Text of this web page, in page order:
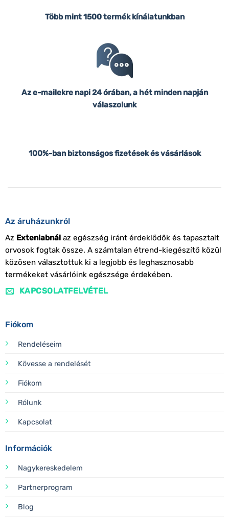
Több mint 1500 termék kínálatunkban
Az e-mailekre napi 24 órában, a hét minden napján
válaszolunk
100%-ban biztonságos fizetések és vásárlások
Az áruházunkról
Az Extenlabnálaz egészség iránt érdeklődők és tapasztalt
orvosok fogtak össze. A számtalan étrend-kiegészítő közül
közösen választottuk ki a legjobb és leghasznosabb
termékeket vásárlóink egészsége érdekében.
KAPCSOLATFELVÉTEL
Fiókom
Rendeléseim
Kövesse a rendelését
Fiókom
Rólunk
Kapcsolat
Információk
Nagykereskedelem
Partnerprogram
Blog